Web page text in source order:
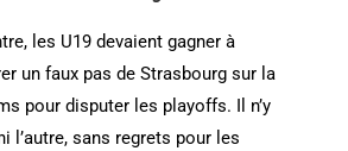
les U19 devaient gagner à
un faux pas de Strasbourg sur la
pour disputer les playoffs. Il n’y
l’autre, sans regrets pour les